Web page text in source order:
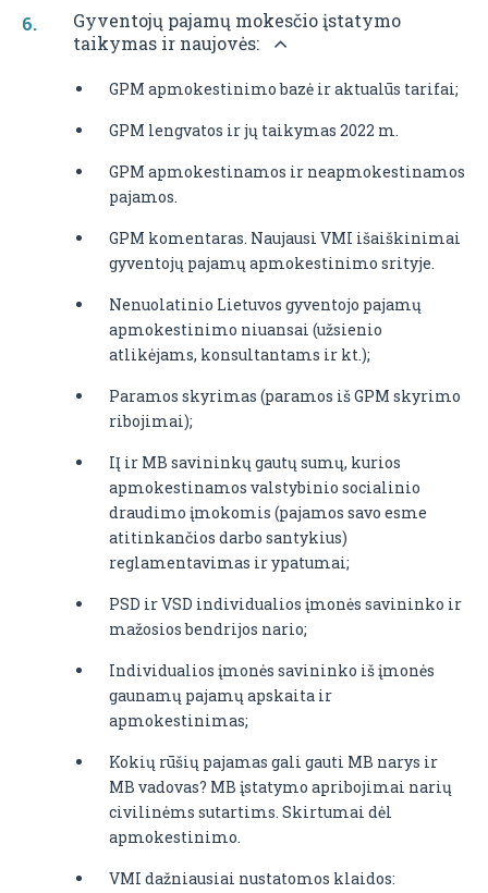
Gyventojų pajamų mokesčio įstatymo
taikymas ir naujovės:
GPM apmokestinimo bazė ir aktualūs tarifai;
GPM lengvatos ir jų taikymas 2022 m.
GPM apmokestinamos ir neapmokestinamos
pajamos.
GPM komentaras. Naujausi VMI išaiškinimai
gyventojų pajamų apmokestinimo srityje.
Nenuolatinio Lietuvos gyventojo pajamų
apmokestinimo niuansai (užsienio
atlikėjams, konsultantams ir kt.);
Paramos skyrimas (paramos iš GPM skyrimo
ribojimai);
IĮ ir MB savininkų gautų sumų, kurios
apmokestinamos valstybinio socialinio
draudimo įmokomis (pajamos savo esme
atitinkančios darbo santykius)
reglamentavimas ir ypatumai;
PSD ir VSD individualios įmonės savininko ir
mažosios bendrijos nario;
Individualios įmonės savininko iš įmonės
gaunamų pajamų apskaita ir
apmokestinimas;
Kokių rūšių pajamas gali gauti MB narys ir
MB vadovas? MB įstatymo apribojimai narių
civilinėms sutartims. Skirtumai dėl
apmokestinimo.
VMI dažniausiai nustatomos klaidos: